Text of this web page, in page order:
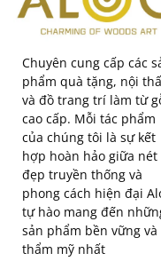
Chuyên cung cấp các
phẩm quà tặng, nội
và đồ trang trí làm từ
cao cấp. Mỗi tác phẩm
của chúng tôi là sự kết
hợp hoàn hảo giữa nét
đẹp truyền thống và
phong cách hiện đại
tự hào mang đến
sản phẩm bền vững và
thẩm mỹ nhất